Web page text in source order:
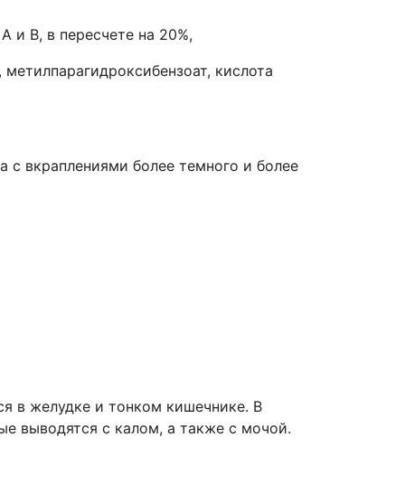
и В, в пересчете на 20%,
кислота
с вкраплениями более темного и более
в желудке и тонком кишечнике. В
выводятся с калом, а также с мочой.